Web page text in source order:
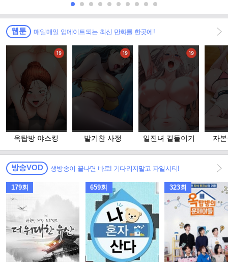
웹툰 매일매일 업데이트되는 최신 만화를 한곳에!
옥탑방 야스킹 발기찬 사정 일진녀 길들이기 자
방송VOD 생방송이 끝나면 바로! 기다리지말고 파일시티!
179회 659회 323회